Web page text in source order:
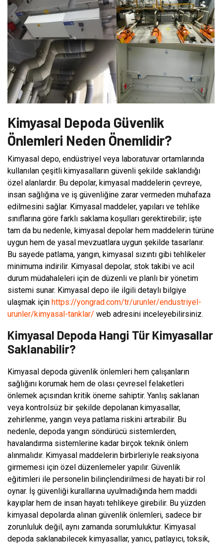
Kimyasal Depoda Güvenlik
Önlemleri Neden Önemlidir?
Kimyasal depo, endüstriyel veya laboratuvar ortamlarında
kullanılan çeşitli kimyasalların güvenli şekilde saklandığı
özel alanlardır. Bu depolar, kimyasal maddelerin çevreye,
insan sağlığına ve iş güvenliğine zarar vermeden muhafaza
edilmesini sağlar. Kimyasal maddeler, yapıları ve tehlike
sınıflarına göre farklı saklama koşulları gerektirebilir; işte
tam da bu nedenle, kimyasal depolar hem maddelerin türüne
uygun hem de yasal mevzuatlara uygun şekilde tasarlanır.
Bu sayede patlama, yangın, kimyasal sızıntı gibi tehlikeler
minimuma indirilir. Kimyasal depolar, stok takibi ve acil
durum müdahaleleri için de düzenli ve planlı bir yönetim
sistemi sunar. Kimyasal depo ile ilgili detaylı bilgiye
ulaşmak için https://yongrad.com/tr/urunler/endustriyel-
urunler/kimyasal-tanklar/ web adresini inceleyebilirsiniz.
Kimyasal Depoda Hangi Tür Kimyasallar
Saklanabilir?
Kimyasal depoda güvenlik önlemleri hem çalışanların
sağlığını korumak hem de olası çevresel felaketleri
önlemek açısından kritik öneme sahiptir. Yanlış saklanan
veya kontrolsüz bir şekilde depolanan kimyasallar,
zehirlenme, yangın veya patlama riskini artırabilir. Bu
nedenle, depoda yangın söndürücü sistemlerden,
havalandırma sistemlerine kadar birçok teknik önlem
alınmalıdır. Kimyasal maddelerin birbirleriyle reaksiyona
girmemesi için özel düzenlemeler yapılır. Güvenlik
eğitimleri ile personelin bilinçlendirilmesi de hayati bir rol
oynar. İş güvenliği kurallarına uyulmadığında hem maddi
kayıplar hem de insan hayatı tehlikeye girebilir. Bu yüzden
kimyasal depolarda alınan güvenlik önlemleri, sadece bir
zorunluluk değil, aynı zamanda sorumluluktur. Kimyasal
depoda saklanabilecek kimyasallar, yanıcı, patlayıcı, toksik,